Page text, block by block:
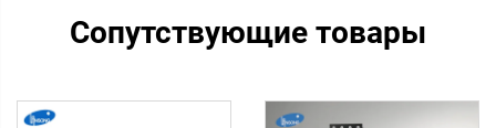
Сопутствующие товары